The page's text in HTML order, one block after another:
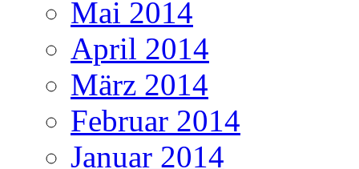
Mai 2014
April 2014
März 2014
Februar 2014
Januar 2014